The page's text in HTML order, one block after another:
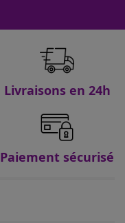
Livraisons en 24h
Paiement sécurisé